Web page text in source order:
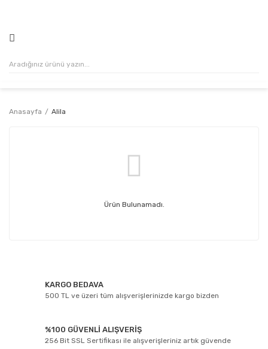
Anasayfa Alila
Ürün Bulunamadı.
KARGO BEDAVA
500 TL ve üzeri tüm alışverişlerinizde kargo bizden
%100 GÜVENLİ ALIŞVERİŞ
256 Bit SSL Sertifikası ile alışverişleriniz artık güvende